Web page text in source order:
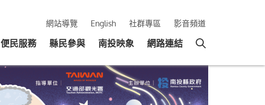
網站導覽 English 社群專區 影音頻道
便民服務 縣民參與 南投映象 網路連結